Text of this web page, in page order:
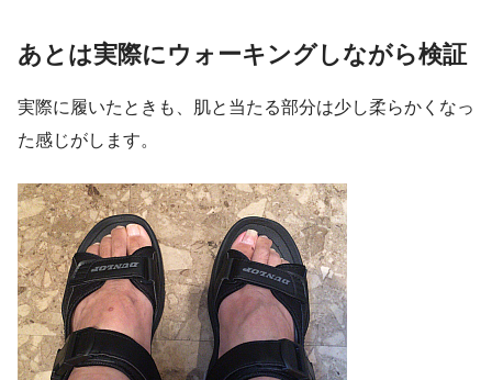
あとは実際にウォーキングしながら検証
実際に履いたときも、肌と当たる部分は少し柔らかくなっ
た感じがします。